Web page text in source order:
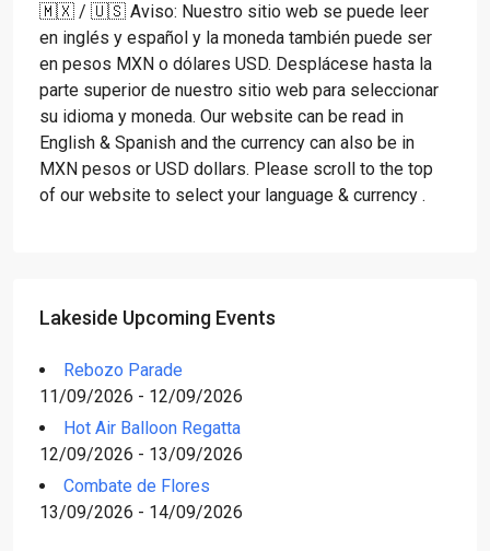
🇲🇽 / 🇺🇸 Aviso: Nuestro sitio web se puede leer
en inglés y español y la moneda también puede ser
en pesos MXN o dólares USD. Desplácese hasta la
parte superior de nuestro sitio web para seleccionar
su idioma y moneda. Our website can be read in
English & Spanish and the currency can also be in
MXN pesos or USD dollars. Please scroll to the top
of our website to select your language & currency .
Lakeside Upcoming Events
Rebozo Parade
11/09/2026 - 12/09/2026
Hot Air Balloon Regatta
12/09/2026 - 13/09/2026
Combate de Flores
13/09/2026 - 14/09/2026